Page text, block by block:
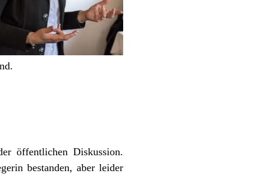
öffentlichen Diskussion.
bestanden, aber leider